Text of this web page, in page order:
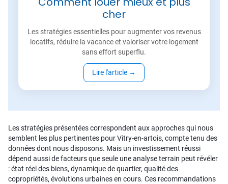
cher
Les stratégies essentielles pour augmenter vos revenus
locatifs, réduire la vacance et valoriser votre logement
sans effort superflu.
Lire l'article →
Les stratégies présentées correspondent aux approches qui nous
semblent les plus pertinentes pour Vitry-en-artois, compte tenu des
données dont nous disposons. Mais un investissement réussi
dépend aussi de facteurs que seule une analyse terrain peut révéler
: état réel des biens, dynamique de quartier, qualité des
copropriétés, évolutions urbaines en cours. Ces recommandations